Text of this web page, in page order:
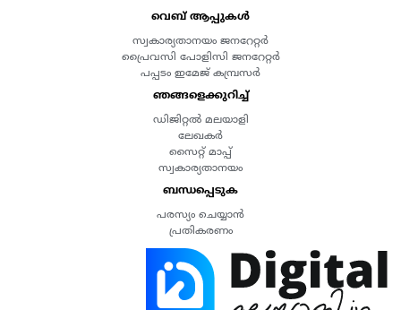
വെബ് ആപ്പുകൾ
സ്വകാര്യതാനയം ജനറേറ്റർ
പ്രൈവസി പോളിസി ജനറേറ്റർ
പപ്പടം ഇമേജ് കമ്പ്രസർ
ഞങ്ങളെക്കുറിച്ച്
ഡിജിറ്റൽ മലയാളി
ലേഖകർ
സൈറ്റ് മാപ്പ്
സ്വകാര്യതാനയം
ബന്ധപ്പെടുക
പരസ്യം ചെയ്യാൻ
പ്രതികരണം